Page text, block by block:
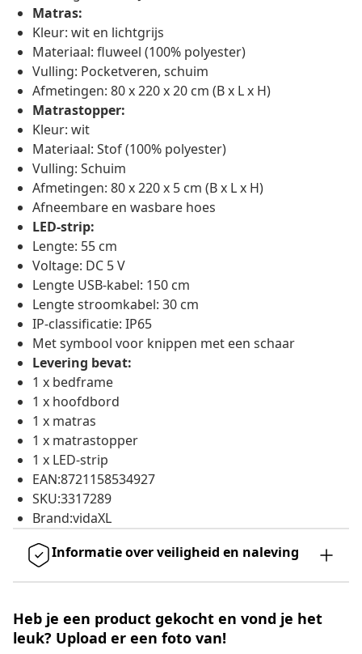
Matras:
Kleur: wit en lichtgrijs
Materiaal: fluweel (100% polyester)
Vulling: Pocketveren, schuim
Afmetingen: 80 x 220 x 20 cm (B x L x H)
Matrastopper:
Kleur: wit
Materiaal: Stof (100% polyester)
Vulling: Schuim
Afmetingen: 80 x 220 x 5 cm (B x L x H)
Afneembare en wasbare hoes
LED-strip:
Lengte: 55 cm
Voltage: DC 5 V
Lengte USB-kabel: 150 cm
Lengte stroomkabel: 30 cm
IP-classificatie: IP65
Met symbool voor knippen met een schaar
Levering bevat:
1 x bedframe
1 x hoofdbord
1 x matras
1 x matrastopper
1 x LED-strip
EAN:8721158534927
SKU:3317289
Brand:vidaXL
Informatie over veiligheid en naleving
Heb je een product gekocht en vond je het
leuk? Upload er een foto van!